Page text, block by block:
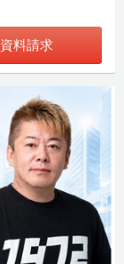
資料請求